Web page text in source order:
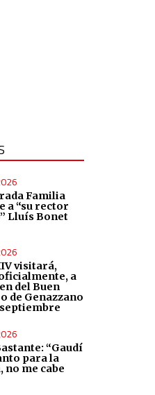
Familia
a “su rector
Lluís Bonet
visitará,
a
del Buen
de Genazzano
septiembre
“Gaudí
para la
no me cabe